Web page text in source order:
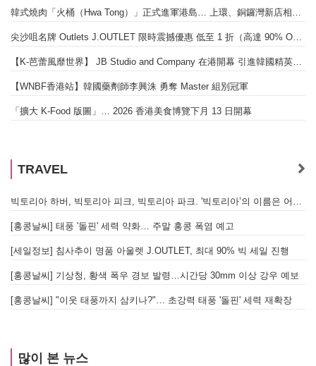
【WNBF香港站】韓國藥劑師李興洙 勇奪 Master 組別冠軍
「擴大 K-Food 版圖」… 2026 香港美食博覽下月 13 日開幕
TRAVEL
[홍콩날씨] 태풍 '돌핀' 세력 약화… 주말 홍콩 폭염 예고
[세일정보] 침사추이 명품 아울렛 J.OUTLET, 최대 90% 빅 세일 진행
[홍콩날씨] 기상청, 황색 폭우 경보 발령…시간당 30mm 이상 강우 예보
[홍콩날씨] "이웃 태풍까지 삼키나?"… 초강력 태풍 '돌핀' 세력 재확장
많이 본 뉴스